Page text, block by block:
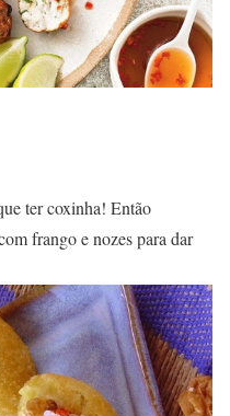
ter coxinha! Então
frango e nozes para dar